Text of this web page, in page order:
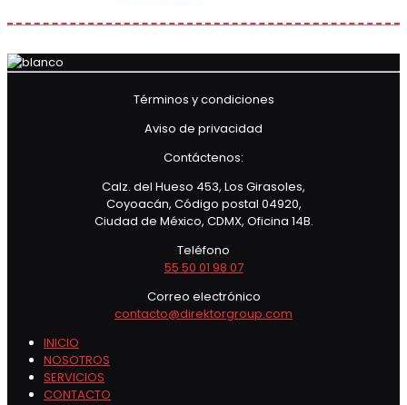
Términos y condiciones
Aviso de privacidad
Contáctenos:
Calz. del Hueso 453, Los Girasoles,
Coyoacán, Código postal 04920,
Ciudad de México, CDMX, Oficina 14B.
Teléfono
55 50 01 98 07
Correo electrónico
contacto@direktorgroup.com
INICIO
NOSOTROS
SERVICIOS
CONTACTO